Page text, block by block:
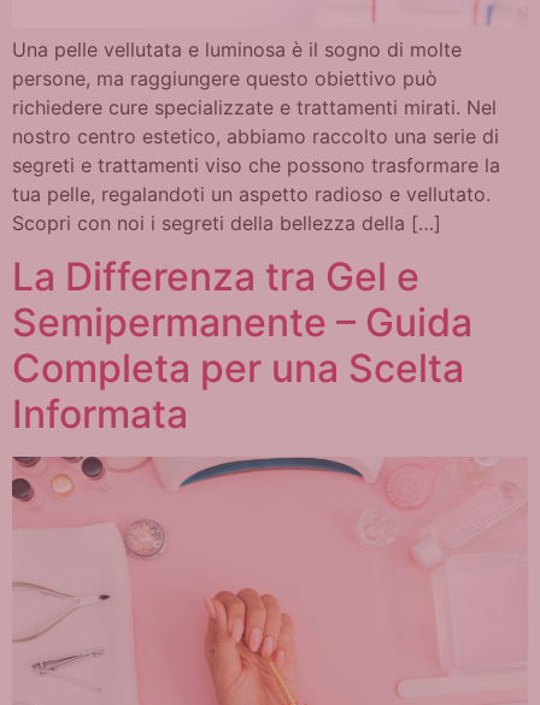
Una pelle vellutata e luminosa è il sogno di molte
persone, ma raggiungere questo obiettivo può
richiedere cure specializzate e trattamenti mirati. Nel
nostro centro estetico, abbiamo raccolto una serie di
segreti e trattamenti viso che possono trasformare la
tua pelle, regalandoti un aspetto radioso e vellutato.
Scopri con noi i segreti della bellezza della […]
La Differenza tra Gel e
Semipermanente – Guida
Completa per una Scelta
Informata